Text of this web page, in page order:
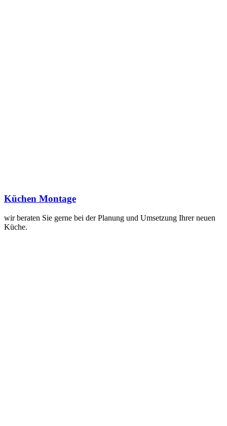
Küchen Montage
wir beraten Sie gerne bei der Planung und Umsetzung Ihrer neuen
Küche.